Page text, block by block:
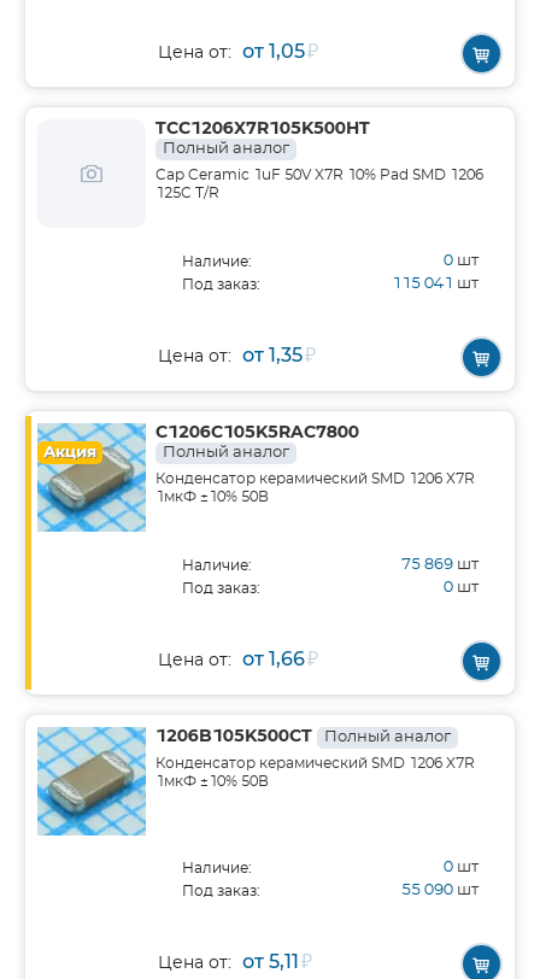
Цена от: от 1,05₽
TCC1206X7R105K500HT
Полный аналог
Cap Ceramic 1uF 50V X7R 10% Pad SMD 1206
125C T/R
Наличие: 0 шт
Под заказ: 115 041 шт
Цена от: от 1,35₽
Акция
C1206C105K5RAC7800
Полный аналог
Конденсатор керамический SMD 1206 X7R
1мкФ ±10% 50В
Наличие: 75 869 шт
Под заказ: 0 шт
Цена от: от 1,66₽
1206B105K500CT Полный аналог
Конденсатор керамический SMD 1206 X7R
1мкФ ±10% 50В
Наличие: 0 шт
Под заказ: 55 090 шт
Цена от: от 5,11₽